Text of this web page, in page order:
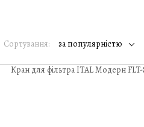
Сортування: за популярністю